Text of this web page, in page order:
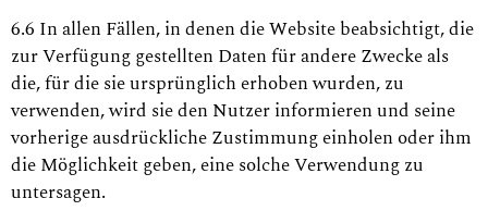
6.6 In allen Fällen, in denen die Website beabsichtigt, die
zur Verfügung gestellten Daten für andere Zwecke als
die, für die sie ursprünglich erhoben wurden, zu
verwenden, wird sie den Nutzer informieren und seine
vorherige ausdrückliche Zustimmung einholen oder ihm
die Möglichkeit geben, eine solche Verwendung zu
untersagen.